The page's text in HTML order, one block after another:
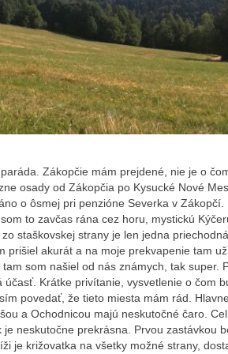
Zákopčie mám prejdené, nie je o
osady od Zákopčia po Kysucké Nové
o ôsmej pri penzióne Severka v Zákopčí.
to zavčas rána cez horu, mystickú
staškovskej strany je len jedna
prišiel akurát a na moje prekvapenie tam
som našiel od nás známych, tak super.
Krátke privítanie, vysvetlenie o čom
povedať, že tieto miesta mám rád.
a Ochodnicou majú neskutočné čaro.
neskutočne prekrásna. Prvou zastávkou
je križovatka na všetky možné strany,